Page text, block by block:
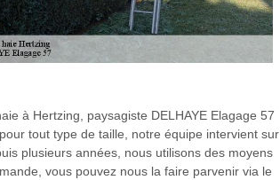
à Hertzing, paysagiste DELHAYE Elagage 57
tout type de taille, notre équipe intervient sur
plusieurs années, nous utilisons des moyens
vous pouvez nous la faire parvenir via le